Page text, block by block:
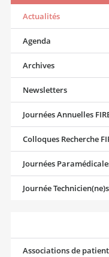
Actualités
Agenda
Archives
Newsletters
Journées Annuelles
Colloques Recherche
Journées
Journée
Associations de